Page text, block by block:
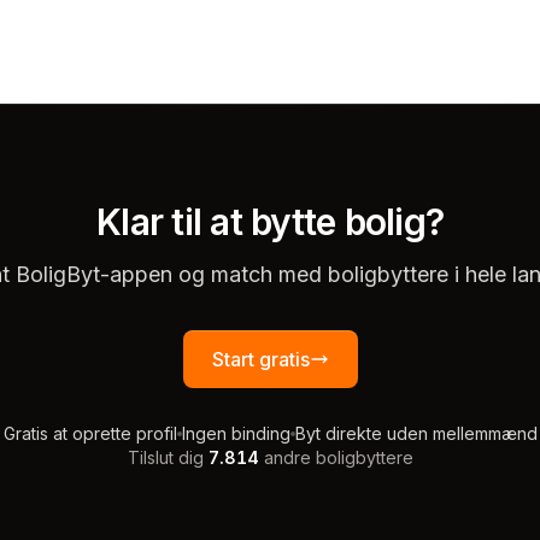
Klar til at bytte bolig?
BoligByt-appen og match med boligbyttere i hele
Start gratis
Gratis at oprette profil Ingen binding Byt direkte uden mellemmænd
Tilslut dig 7.814 andre boligbyttere